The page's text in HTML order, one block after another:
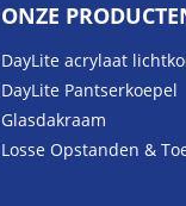
ONZE
DayLite acrylaat
DayLite Pantserkoepel
Glasdakraam
Losse Opstanden &